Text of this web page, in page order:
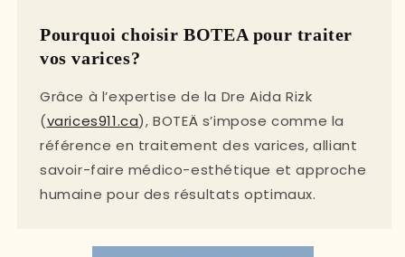
Pourquoi choisir BOTEA pour traiter
vos varices?
Grâce à l’expertise de la Dre Aida Rizk
(varices911.ca), BOTEÄ s’impose comme la
référence en traitement des varices, alliant
savoir-faire médico-esthétique et approche
humaine pour des résultats optimaux.